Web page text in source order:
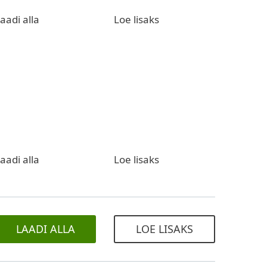
alla Loe lisaks
alla Loe lisaks
LAADI ALLA LOE LISAKS